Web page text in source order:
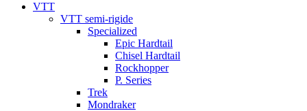
VTT
VTT semi-rigide
Specialized
Epic Hardtail
Chisel Hardtail
Rockhopper
P. Series
Trek
Mondraker